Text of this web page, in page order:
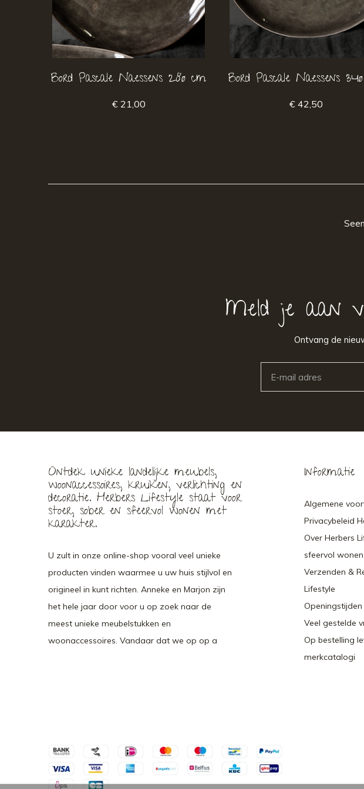
Bord Pascale Naessens 28ø cm
€ 21,00
Bord Pascale Naessens
€ 42,50
Meld je aan
Ontvang de
Ontdek unieke landelijke meubels,
woonaccessoires, kruiken, verlichting en
decoratie. Herbers Lifestyle staat voor
stoer, sober en sfeervol wonen met
karakter.
U zult in onze online-shop vooral veel unieke
producten vinden waarmee u uw huis stijlvol en
origineel in kunt richten. Anneke en Marjon zijn
het hele jaar door voor u op zoek naar de
meest unieke meubelstukken en
woonaccessoires. Vandaar dat we op op a
Informatie
Algemene
Privacybeleid
Over Herbers
sfeervol wonen
Verzenden &
Lifestyle
Veel gestelde
Op bestelling
merkcatalogi